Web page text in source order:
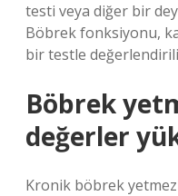
testi veya diğer bir
Böbrek fonksiyonu,
bir testle
Böbrek
değerler
Kronik böbrek